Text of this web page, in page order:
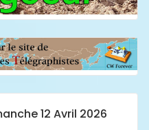
12 Avril 2026